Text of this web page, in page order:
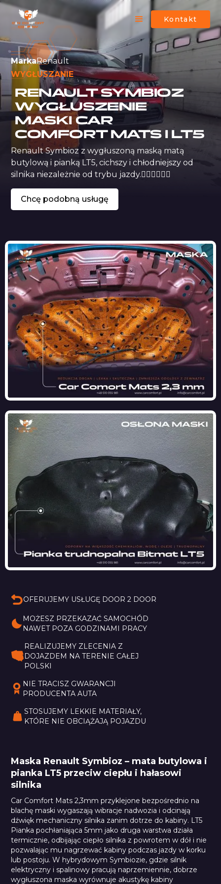
Kontakt
MarkaRenault
WYGŁUSZANIE
RENAULT SYMBIOZ
WYGŁUSZENIE
MASKI CAR
COMFORT MATS I LT5
Renault Symbioz z wygłuszoną maską matą
butylową i pianką LT5, cichszy i chłodniejszy od
silnika niezależnie od trybu jazdy.
Chcę podobną usługę
OFERUJEMY USŁUGĘ DOOR 2 DOOR
MOŻESZ PRZEKAZAĆ SAMOCHÓD
NAWET POZA GODZINAMI PRACY
REALIZUJEMY ZLECENIA Z
DOJAZDEM NA TERENIE CAŁEJ
POLSKI
NIE TRACISZ GWARANCJI
PRODUCENTA AUTA
STOSUJEMY LEKKIE MATERIAŁY,
KTÓRE NIE OBCIĄŻAJĄ POJAZDU
Maska Renault Symbioz – mata butylowa i
pianka LT5 przeciw ciepłu i hałasowi
silnika
Car Comfort Mats 2,3mm przyklejone bezpośrednio na
blachę maski wygaszają wibracje nadwozia i odcinają
dźwięk mechaniczny silnika zanim dotrze do kabiny. LT5
Pianka pochłaniająca 5mm jako druga warstwa działa
termicznie, odbijając ciepło silnika z powrotem w dół i nie
pozwalając mu nagrzewać kabiny podczas jazdy w korku
lub postoju. W hybrydowym Symbiozie, gdzie silnik
elektryczny i spalinowy pracują naprzemiennie, dobrze
wygłuszona maska wyrównuje akustykę kabiny